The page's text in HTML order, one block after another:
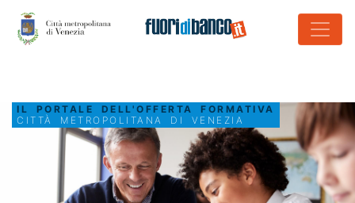
IL PORTALE DELL'OFFERTA FORMATIVA
CITTÀ METROPOLITANA DI VENEZIA